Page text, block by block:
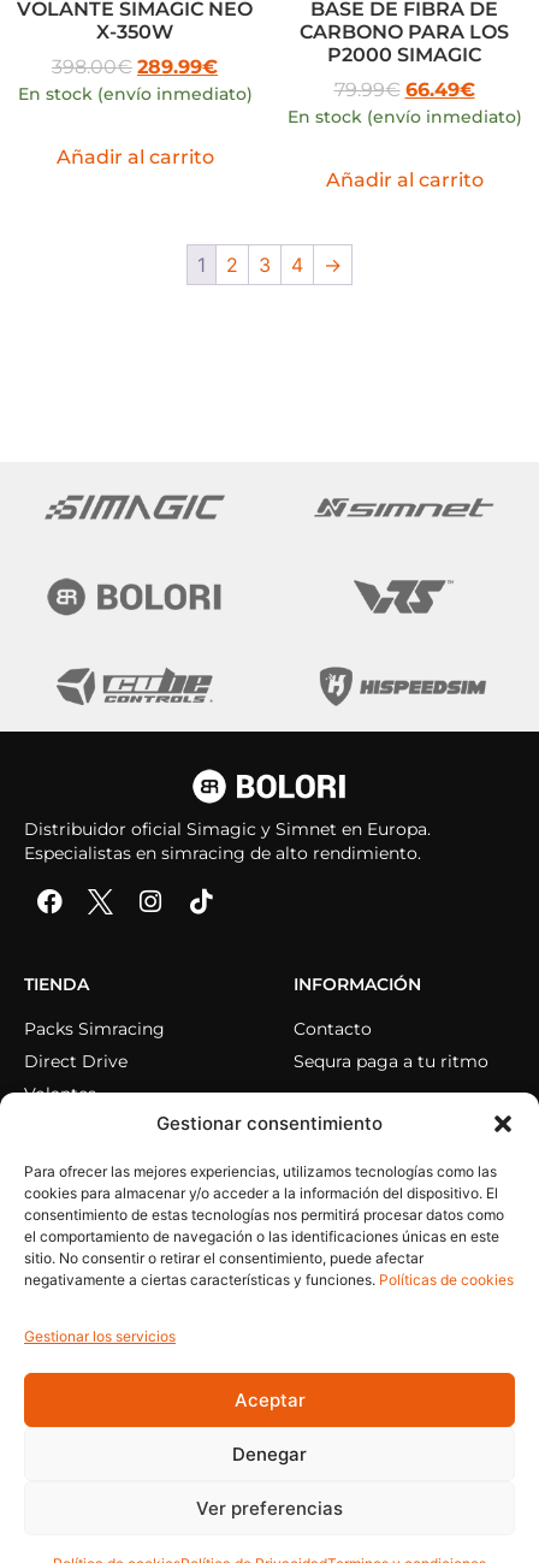
Gestionar consentimiento
Para ofrecer las mejores experiencias, utilizamos tecnologías como las
cookies para almacenar y/o acceder a la información del dispositivo. El
consentimiento de estas tecnologías nos permitirá procesar datos como
el comportamiento de navegación o las identificaciones únicas en este
sitio. No consentir o retirar el consentimiento, puede afectar
negativamente a ciertas características y funciones. Políticas de cookies
Gestionar los servicios
Aceptar
Denegar
Ver preferencias
VOLANTE SIMAGIC NEO
X-350W
398.00€ 289.99€
En stock (envío inmediato)
Añadir al carrito
BASE DE FIBRA DE
CARBONO PARA LOS
P2000 SIMAGIC
79.99€ 66.49€
En stock (envío inmediato)
Añadir al carrito
1 2 3 4 →
Distribuidor oficial Simagic y Simnet en Europa.
Especialistas en simracing de alto rendimiento.
TIENDA
Packs Simracing
Direct Drive
Volantes
Accesorios
INFORMACIÓN
Contacto
Sequra paga a tu ritmo
AYUDA
Política de cookies
Aviso Legal
MI CUENTA
Restablecer contraseña
Cerrar sesion